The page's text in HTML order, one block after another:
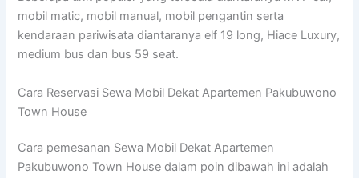
mobil matic, mobil manual, mobil pengantin serta
kendaraan pariwisata diantaranya elf 19 long, Hiace Luxury,
medium bus dan bus 59 seat.
Cara Reservasi Sewa Mobil Dekat Apartemen Pakubuwono
Town House
Cara pemesanan Sewa Mobil Dekat Apartemen
Pakubuwono Town House dalam poin dibawah ini adalah